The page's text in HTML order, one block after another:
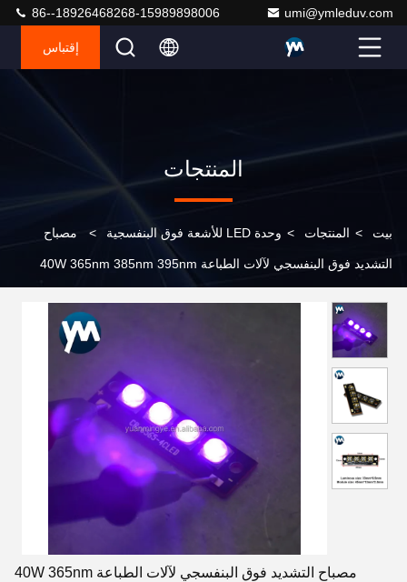
umi@ymleduv.com
86--18926468268-15989898006
إقتباس
المنتجات
بيت > المنتجات > وحدة LED للأشعة فوق البنفسجية > مصباح
التشديد فوق البنفسجي لآلات الطباعة 40W 365nm 385nm 395nm
مصباح التشديد فوق البنفسجي لآلات الطباعة 40W 365nm